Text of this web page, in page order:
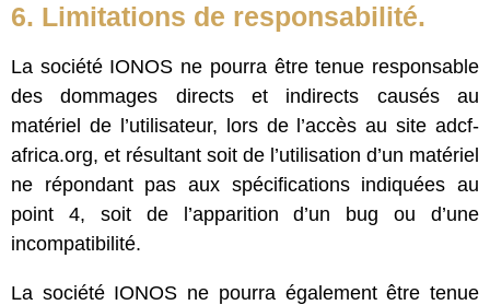
6. Limitations de responsabilité.
La société IONOS ne pourra être tenue responsable
des dommages directs et indirects causés au
matériel de l’utilisateur, lors de l’accès au site adcf-
africa.org, et résultant soit de l’utilisation d’un matériel
ne répondant pas aux spécifications indiquées au
point 4, soit de l’apparition d’un bug ou d’une
incompatibilité.
La société IONOS ne pourra également être tenue